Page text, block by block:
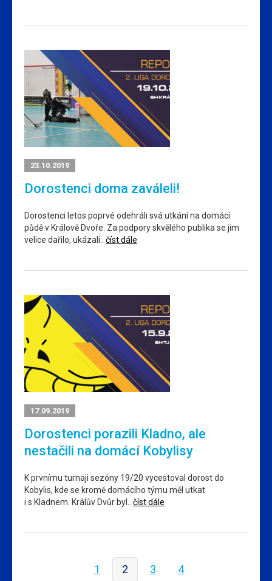
23.10.2019
Dorostenci doma zaváleli!
Dorostenci letos poprvé odehráli svá utkání na domácí
půdě v Králově Dvoře. Za podpory skvělého publika se jim
velice dařilo, ukázali.. číst dále
17.09.2019
Dorostenci porazili Kladno, ale
nestačili na domácí Kobylisy
K prvnímu turnaji sezóny 19/20 vycestoval dorost do
Kobylis, kde se kromě domácího týmu měl utkat
i s Kladnem. Králův Dvůr byl.. číst dále
1 2 3 4